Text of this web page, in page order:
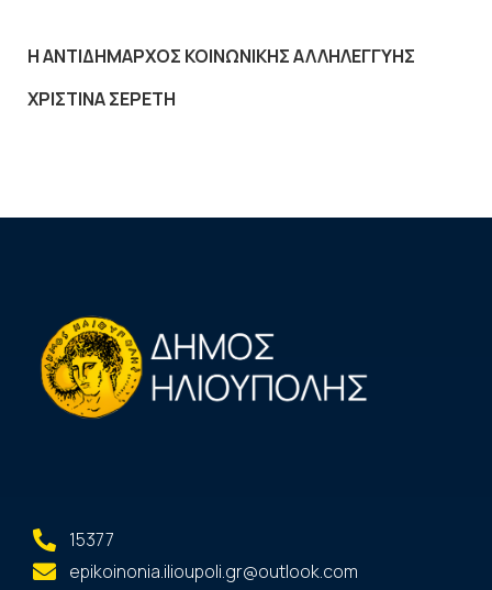
Η ΑΝΤΙΔΗΜΑΡΧΟΣ ΚΟΙΝΩΝΙΚΗΣ ΑΛΛΗΛΕΓΓΥΗΣ
ΧΡΙΣΤΙΝΑ ΣΕΡΕΤΗ
15377
epikoinonia.ilioupoli.gr@outlook.com